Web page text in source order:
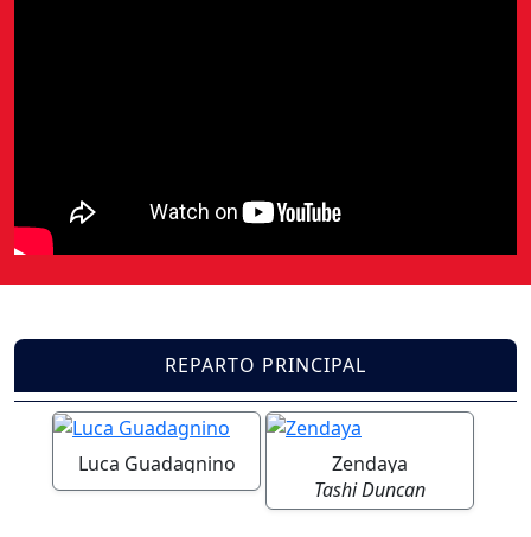
REPARTO PRINCIPAL
Luca Guadagnino
Zendaya
Tashi Duncan